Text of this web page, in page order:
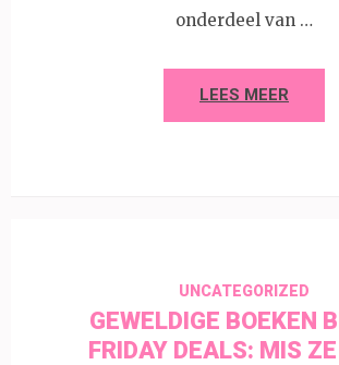
onderdeel van …
LEES MEER
UNCATEGORIZED
GEWELDIGE BOEKEN
FRIDAY DEALS: MIS